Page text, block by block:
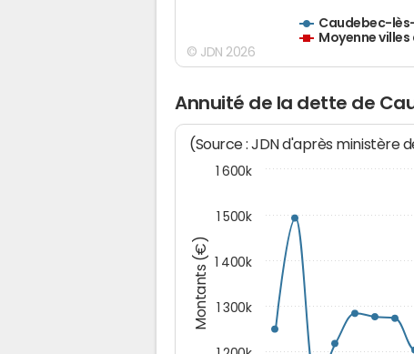
Caudebec-
Moyenne
© JDN 2026
Annuité de la dette de
Montants (€)
(Source : JDN d'après ministère
1 300k
1 400k
1 500k
1 600k